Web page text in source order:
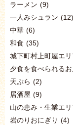
ラーメン (9)
一人みシュラン (12)
中華 (6)
和食 (35)
城下町村上町屋エリ
夕食を食べられる
天ぷら (2)
居酒屋 (9)
山の恵み・生業エリ
岩のりおにぎり (4)